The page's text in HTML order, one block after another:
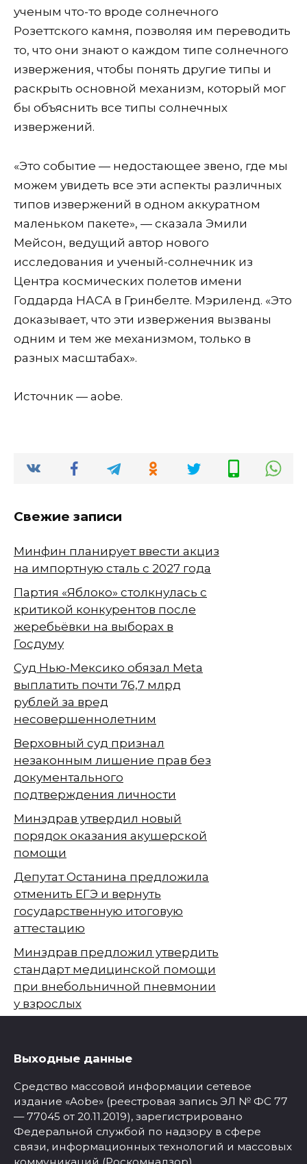
ученым что-то вроде солнечного
Розеттского камня, позволяя им переводить
то, что они знают о каждом типе солнечного
извержения, чтобы понять другие типы и
раскрыть основной механизм, который мог
бы объяснить все типы солнечных
извержений.
«Это событие — недостающее звено, где мы
можем увидеть все эти аспекты различных
типов извержений в одном аккуратном
маленьком пакете», — сказала Эмили
Мейсон, ведущий автор нового
исследования и ученый-солнечник из
Центра космических полетов имени
Годдарда НАСА в Гринбелте. Мэриленд. «Это
доказывает, что эти извержения вызваны
одним и тем же механизмом, только в
разных масштабах».
Источник — aobe.
Свежие записи
Минфин планирует ввести акциз
на импортную сталь с 2027 года
Партия «Яблоко» столкнулась с
критикой конкурентов после
жеребьёвки на выборах в
Госдуму
Суд Нью-Мексико обязал Meta
выплатить почти 76,7 млрд
рублей за вред
несовершеннолетним
Верховный суд признал
незаконным лишение прав без
документального
подтверждения личности
Минздрав утвердил новый
порядок оказания акушерской
помощи
Депутат Останина предложила
отменить ЕГЭ и вернуть
государственную итоговую
аттестацию
Минздрав предложил утвердить
стандарт медицинской помощи
при внебольничной пневмонии
у взрослых
Выходные данные
Средство массовой информации сетевое
издание «Aobe» (реестровая запись ЭЛ № ФС 77
— 77045 от 20.11.2019), зарегистрировано
Федеральной службой по надзору в сфере
связи, информационных технологий и массовых